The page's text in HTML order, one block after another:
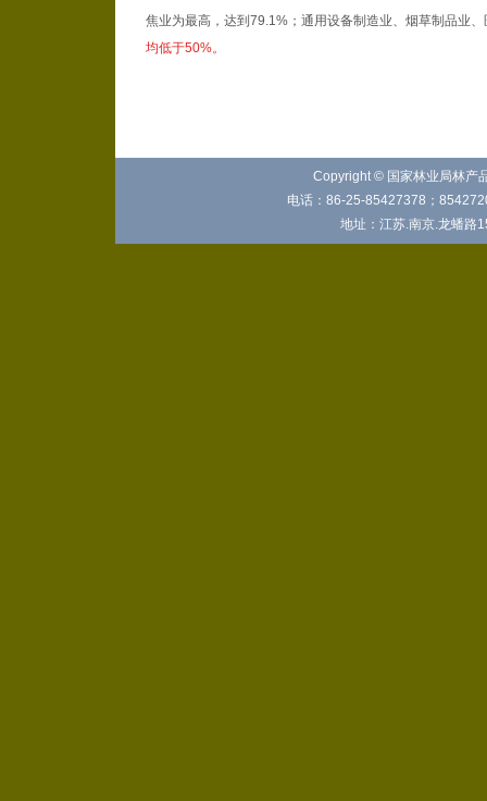
焦业为最高，达到79.1%；通用设备制造业、烟草制品业
均低于50%。
Copyright © 国家林业局林产
电话：86-25-85427378；
地址：江苏.南京.龙蟠路